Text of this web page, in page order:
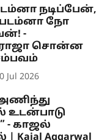
நடிப்பேன்,
நோ
-
சொன்ன
Jul 2026
அணிந்து
உடன்பாடு
- காஜல்
Kajal Aggarwal